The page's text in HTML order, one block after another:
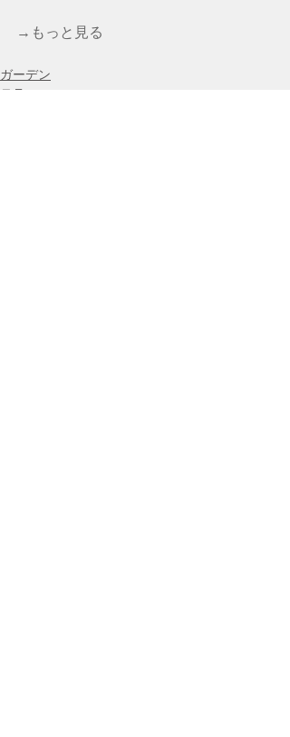
→もっと見る
ガーデン
テラス